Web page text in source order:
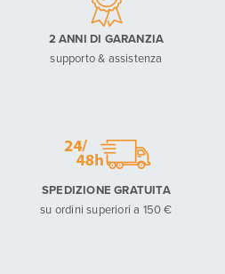
2 ANNI DI GARANZIA
supporto & assistenza
SPEDIZIONE GRATUITA
su ordini superiori a 150 €